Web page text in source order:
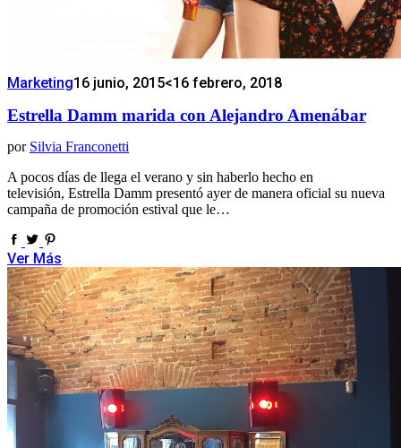
Marketing16 junio, 2015<16 febrero, 2018
Estrella Damm marida con Alejandro Amenábar
por Silvia Franconetti
A pocos días de llega el verano y sin haberlo hecho en
televisión, Estrella Damm presentó ayer de manera oficial su nueva
campaña de promoción estival que le…
Ver Más